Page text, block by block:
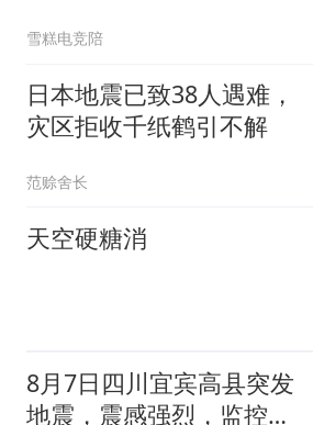
雪糕电竞陪
日本地震已致38人遇难，
灾区拒收千纸鹤引不解
范赊舍长
天空硬糖消
8月7日四川宜宾高县突发
地震，震感强烈，监控拍